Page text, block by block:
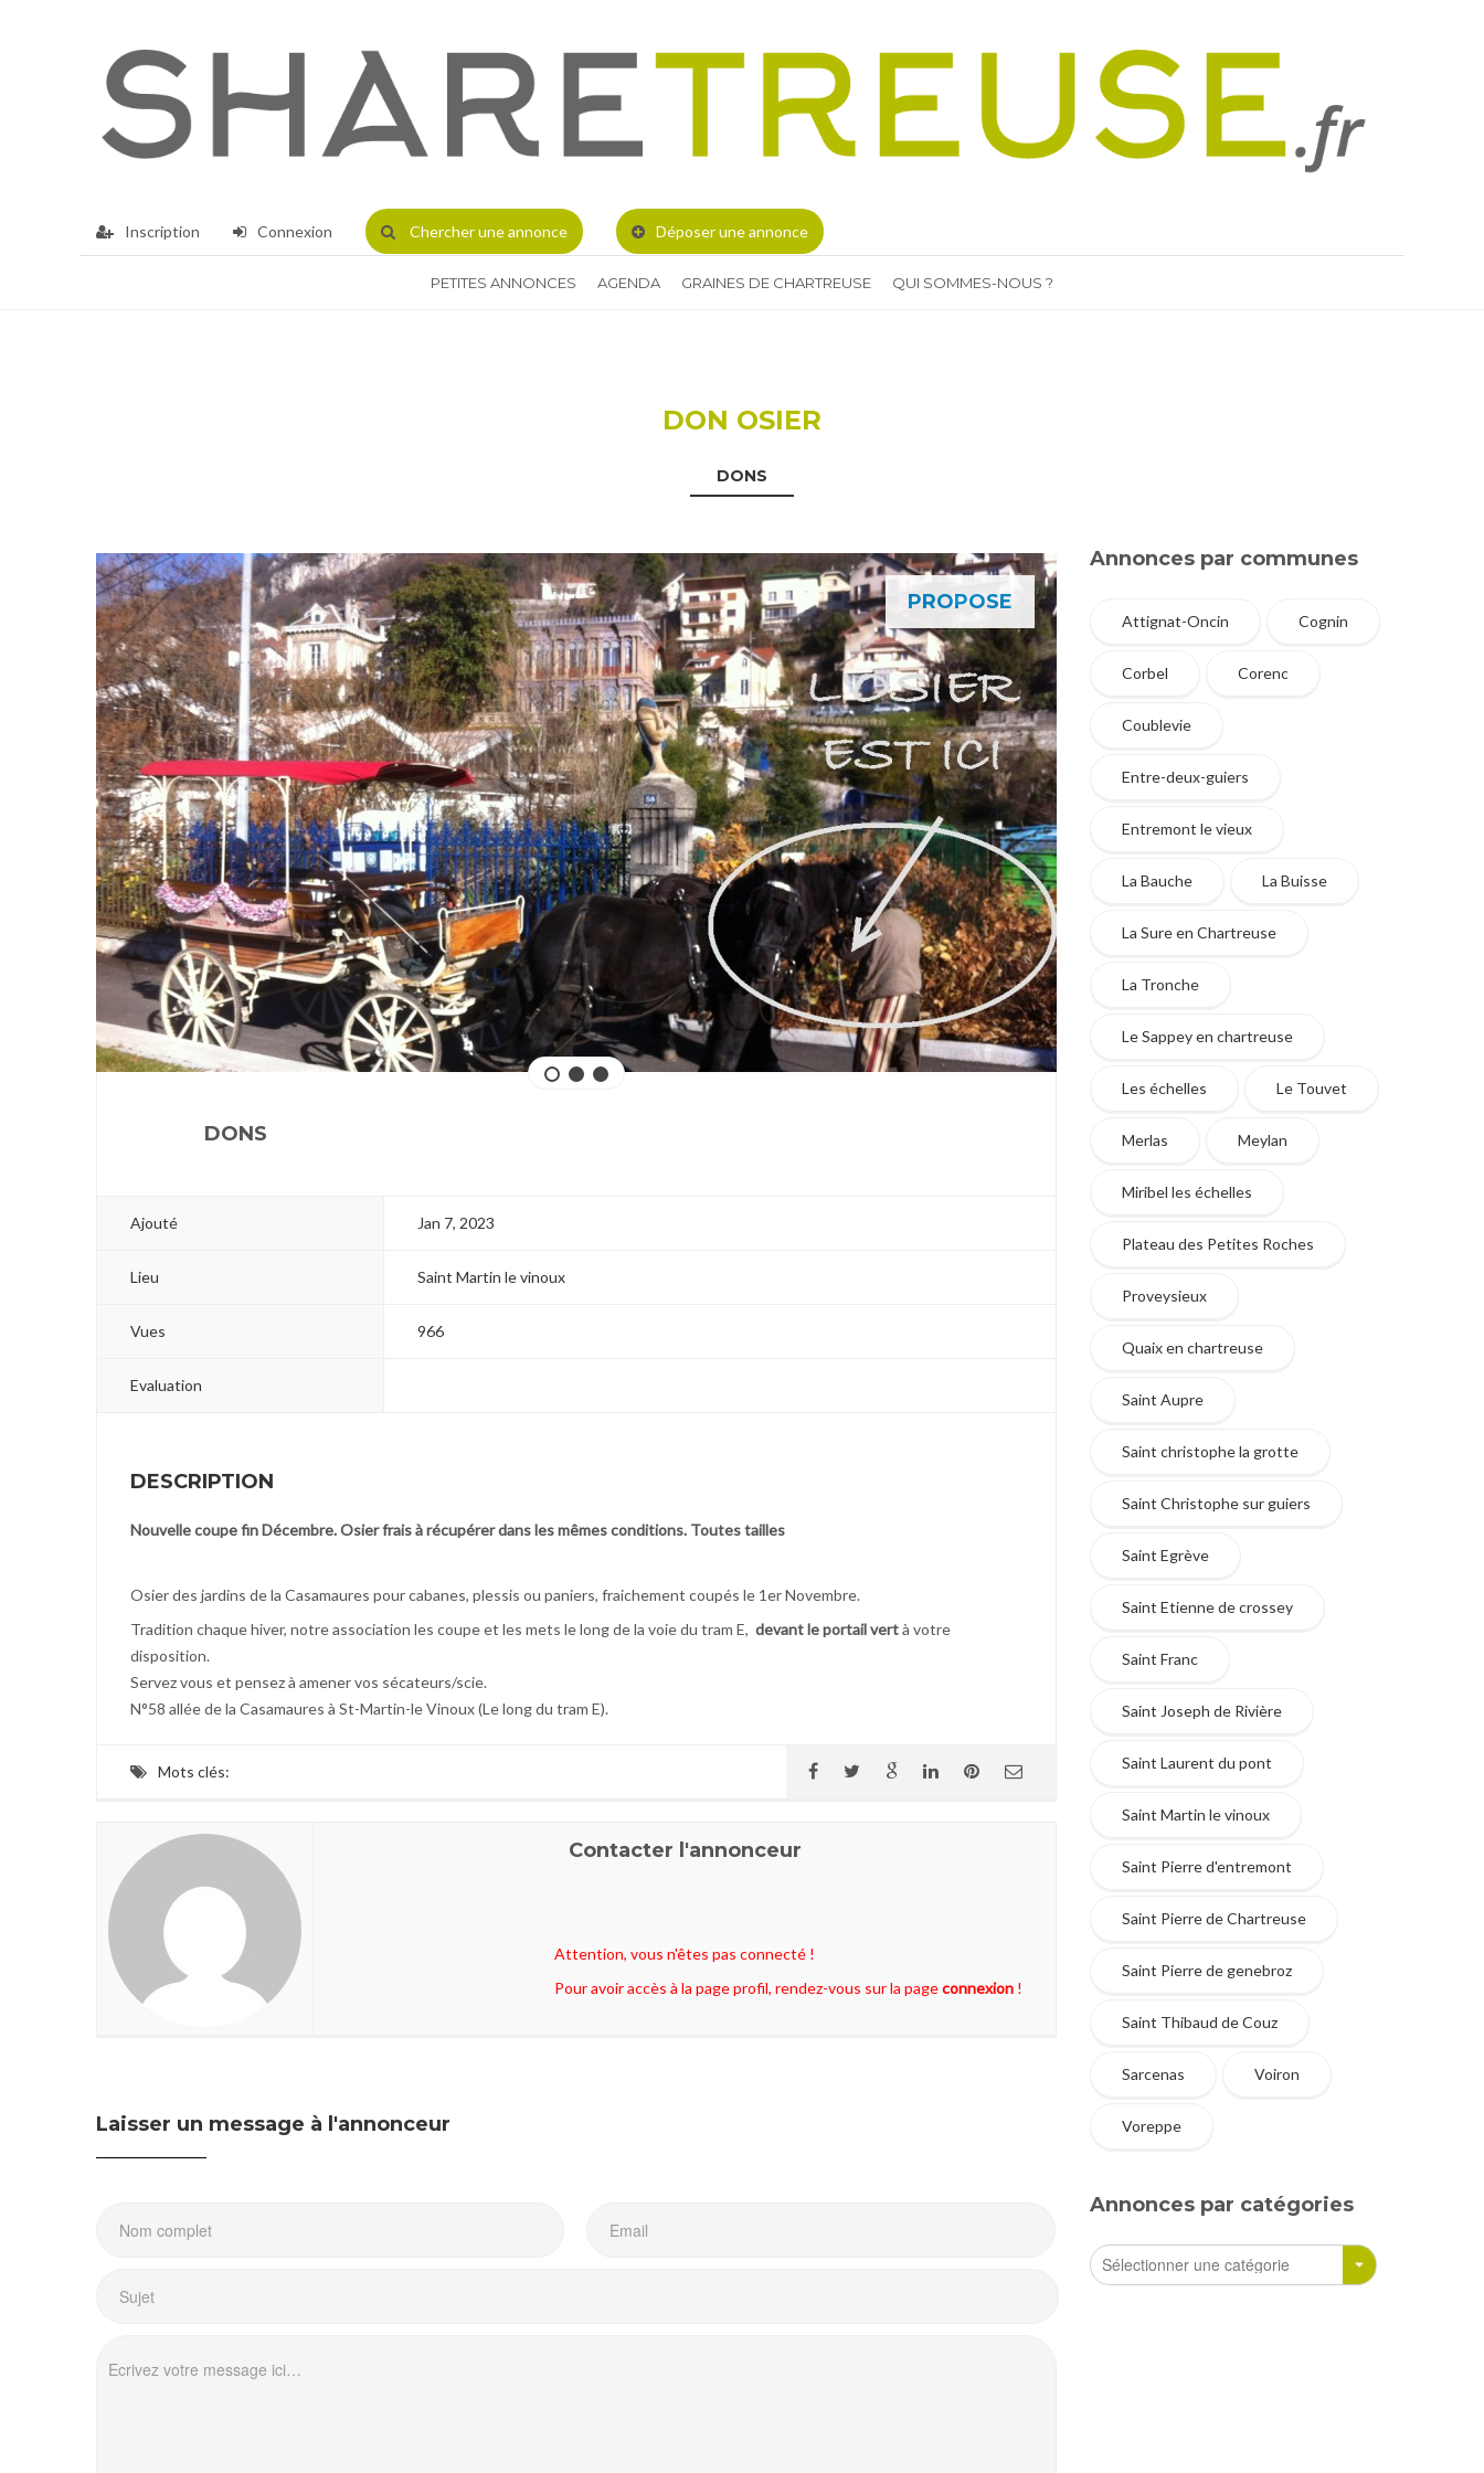
Inscription Connexion Chercherune annonce Déposer une annonce
PETITES ANNONCES AGENDA GRAINES DE CHARTREUSE QUI SOMMES-NOUS ?
DON OSIER
DONS
PROPOSE
DONS
Ajouté Jan 7, 2023
Lieu Saint Martin le vinoux
Vues 966
Evaluation
DESCRIPTION
Nouvelle coupe fin Décembre. Osier frais à récupérer dans les mêmes conditions. Toutes tailles
Osier des jardins de la Casamaures pour cabanes, plessis ou paniers, fraichement coupés le 1er Novembre.
Tradition chaque hiver, notre association les coupe et les mets le long de la voie du tram E, devant le portail vertà votre
disposition.
Servez vous et pensez à amener vos sécateurs/scie.
N°58 allée de la Casamaures à St-Martin-le Vinoux (Le long du tram E).
Mots clés:
Contacter l'annonceur
Attention, vous n'êtes pas connecté !
Pour avoir accès à la page profil, rendez-vous sur la pageconnexion !
Laisser un message à l'annonceur
Annonces par communes
Attignat-Oncin Cognin
Corbel Corenc
Coublevie
Entre-deux-guiers
Entremont le vieux
La Bauche La Buisse
La Sure en Chartreuse
La Tronche
Le Sappey en chartreuse
Les échelles Le Touvet
Merlas Meylan
Miribel les échelles
Plateau des Petites Roches
Proveysieux
Quaix en chartreuse
Saint Aupre
Saint christophe la grotte
Saint Christophe sur guiers
Saint Egrève
Saint Etienne de crossey
Saint Franc
Saint Joseph de Rivière
Saint Laurent du pont
Saint Martin le vinoux
Saint Pierre d'entremont
Saint Pierre de Chartreuse
Saint Pierre de genebroz
Saint Thibaud de Couz
Sarcenas Voiron
Voreppe
Annonces par catégories